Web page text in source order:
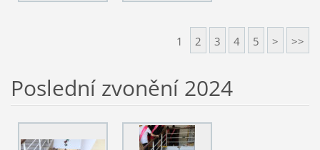
1 2 3 4 5 > >>
Poslední zvonění 2024